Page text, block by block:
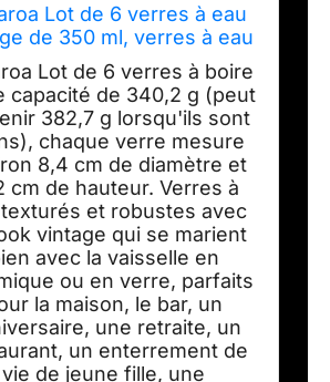
Lot de 6 verres à eau
de 350 ml, verres à eau
violets très résistants,
floraux en relief pour
whisky, bière, jus, vin
Lot de 6 verres à boire
capacité de 340,2 g (peut
382,7 g lorsqu'ils sont
chaque verre mesure
8,4 cm de diamètre et
cm de hauteur. Verres à
et robustes avec
vintage qui se marient
avec la vaisselle en
ou en verre, parfaits
la maison, le bar, un
une retraite, un
un enterrement de
vie de jeune fille, une